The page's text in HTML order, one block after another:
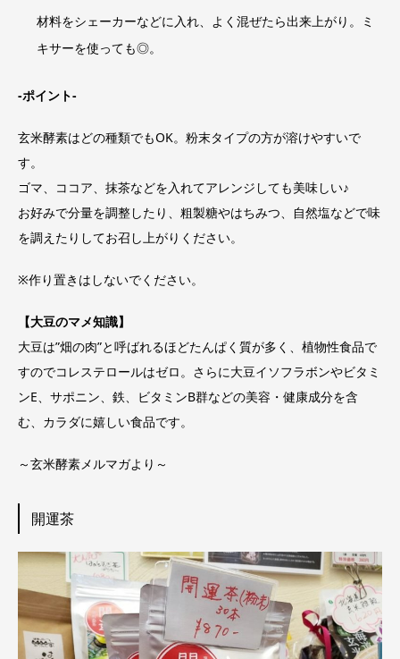
材料をシェーカーなどに入れ、よく混ぜたら出来上がり。ミ
キサーを使っても◎。
-ポイント-
玄米酵素はどの種類でもOK。粉末タイプの方が溶けやすいで
す。
ゴマ、ココア、抹茶などを入れてアレンジしても美味しい♪
お好みで分量を調整したり、粗製糖やはちみつ、自然塩などで味
を調えたりしてお召し上がりください。
※作り置きはしないでください。
【大豆のマメ知識】
大豆は”畑の肉”と呼ばれるほどたんぱく質が多く、植物性食品で
すのでコレステロールはゼロ。さらに大豆イソフラボンやビタミ
ンE、サポニン、鉄、ビタミンB群などの美容・健康成分を含
む、カラダに嬉しい食品です。
～玄米酵素メルマガより～
開運茶